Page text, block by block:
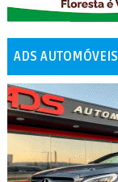
ADS AUTOMÓVEIS